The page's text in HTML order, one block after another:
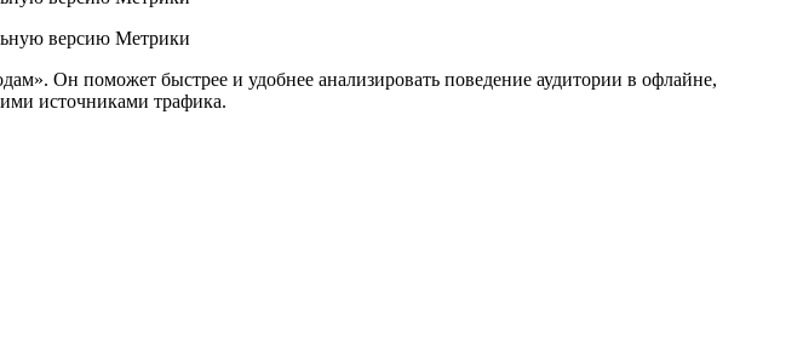
Он поможет быстрее и удобнее анализировать поведение аудитории в офлайне,
источниками трафика.